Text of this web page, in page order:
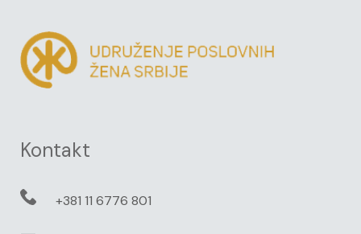
Kontakt
+381 11 6776 801